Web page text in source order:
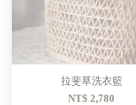
拉斐草洗衣籃
NT$ 2,780